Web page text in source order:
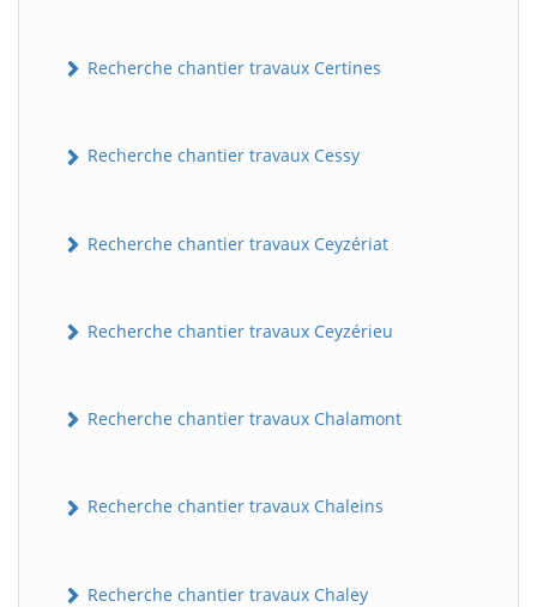
Recherche chantier travaux Certines
Recherche chantier travaux Cessy
Recherche chantier travaux Ceyzériat
Recherche chantier travaux Ceyzérieu
Recherche chantier travaux Chalamont
Recherche chantier travaux Chaleins
Recherche chantier travaux Chaley